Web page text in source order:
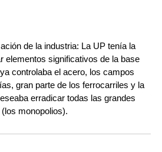
de la industria: La UP tenía la
elementos significativos de la base
controlaba el acero, los campos
gran parte de los ferrocarriles y la
erradicar todas las grandes
monopolios).